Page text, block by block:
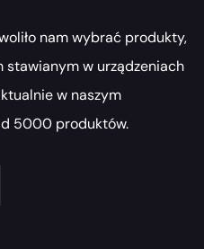
nam wybrać produkty,
w urządzeniach
w naszym
5000 produktów.